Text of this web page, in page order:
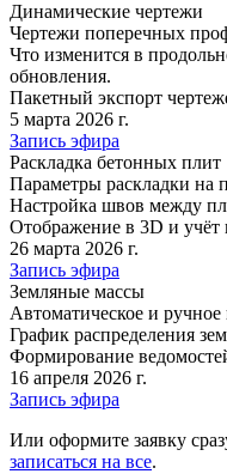
Динамические чертежи
Чертежи поперечных
Что изменится в
обновления.
Пакетный экспорт
5 марта 2026 г.
Запись эфира
Раскладка бетонных плит
Параметры раскладки на
Настройка швов между
Отображение в 3D и учёт
26 марта 2026 г.
Запись эфира
Земляные массы
Автоматическое и
График распределения
Формирование
16 апреля 2026 г.
Запись эфира
Или оформите заявку
записаться на все.